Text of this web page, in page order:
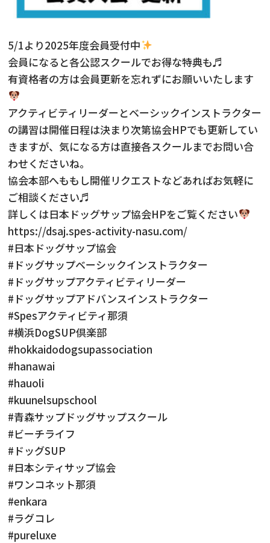
5/1より2025年度会員受付中
会員になると各公認スクールでお得な特典も♬
有資格者の方は会員更新を忘れずにお願いいたします
アクティビティリーダーとベーシックインストラクター
の講習は開催日程は決まり次第協会HPでも更新してい
きますが、気になる方は直接各スクールまでお問い合
わせくださいね。
協会本部へももし開催リクエストなどあればお気軽に
ご相談ください♬
詳しくは日本ドッグサップ協会HPをご覧ください
https://dsaj.spes-activity-nasu.com/
#日本ドッグサップ協会
#ドッグサップベーシックインストラクター
#ドッグサップアクティビティリーダー
#ドッグサップアドバンスインストラクター
#Spesアクティビティ那須
#横浜DogSUP倶楽部
#hokkaidodogsupassociation
#hanawai
#hauoli
#kuunelsupschool
#青森サップドッグサップスクール
#ビーチライフ
#ドッグSUP
#日本シティサップ協会
#ワンコネット那須
#enkara
#ラグコレ
#pureluxe